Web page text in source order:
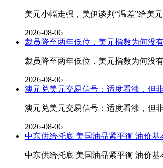
美元小幅走强，美伊谈判“温差”给美
2026-08-06
裁员降至两年低位，美元指数为何没
裁员降至两年低位，美元指数为何没
2026-08-06
澳元兑美元交易信号：适度看涨，但
澳元兑美元交易信号：适度看涨，但
2026-08-06
中东供给托底 美国油品紧平衡 油价基
中东供给托底 美国油品紧平衡 油价基